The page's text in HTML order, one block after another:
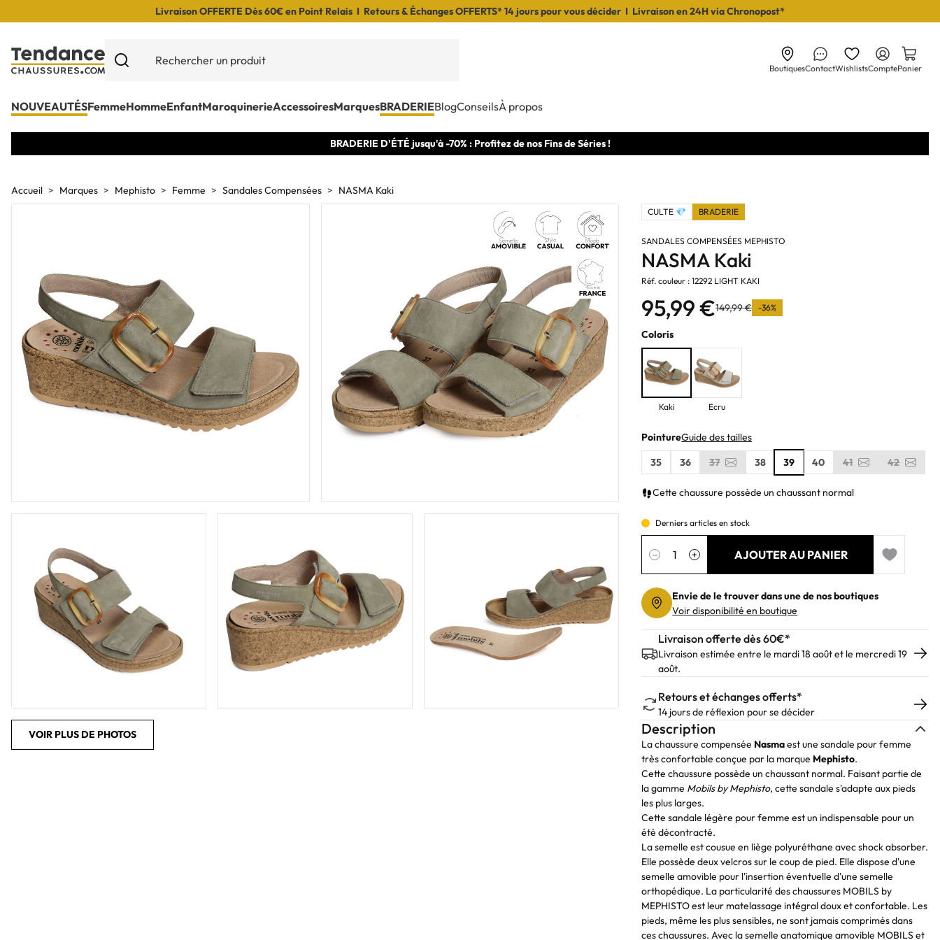
Livraison OFFERTE Dès 60€ en Point Relais I Retours & Échanges OFFERTS* 14 jours pour vous décider I Livraison en 24H via Chronopost*
BoutiquesContactWishlistsComptePanier
NOUVEAUTÉSFemmeHommeEnfantMaroquinerieAccessoiresMarquesBRADERIEBlogConseilsÀ propos
BRADERIE D'ÉTÉ jusqu'à -70% : Profitez de nos Fins de Séries !
Accueil Marques Mephisto Femme Sandales Compensées NASMA Kaki
VOIR PLUS DE PHOTOS
CULTE 💎 BRADERIE
SANDALES COMPENSÉES MEPHISTO
NASMA Kaki
Réf. couleur : 12292 LIGHT KAKI
95,99 €149,99 € -36%
Coloris
Kaki Ecru
PointureGuide des tailles
35
36 37 38 39 40 41 42
Cette chaussure possède un chaussant normal
Derniers articles en stock
− +
AJOUTER AU PANIER
Add to
Envie de le trouver dans une de nos boutiques
Voir disponibilité en boutique
Livraison offerte dès 60€*
Livraison estimée entre le mardi 18 août et le mercredi 19
août.
Retours et échanges offerts*
14 jours de réflexion pour se décider
Description
La chaussure compensée Nasmaest une sandale pour femme
très confortable conçue par la marque Mephisto.
Cette chaussure possède un chaussant normal. Faisant partie de
la gamme Mobils by Mephisto, cette sandale s'adapte aux pieds
les plus larges.
Cette sandale légère pour femme est un indispensable pour un
été décontracté.
La semelle est cousue en liège polyuréthane avec shock absorber.
Elle possède deux velcros sur le coup de pied. Elle dispose d'une
semelle amovible pour l'insertion éventuelle d'une semelle
orthopédique. La particularité des chaussures MOBILS by
MEPHISTO est leur matelassage intégral doux et confortable. Les
pieds, même les plus sensibles, ne sont jamais comprimés dans
ces chaussures. Avec la semelle anatomique amovible MOBILS et